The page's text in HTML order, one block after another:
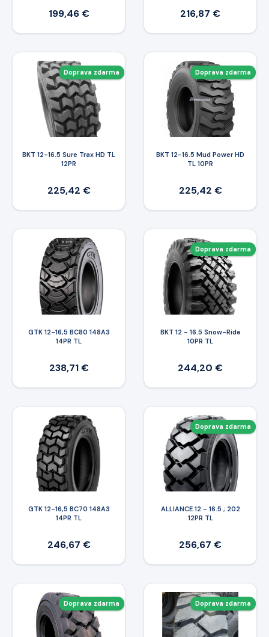
199,46 € 216,87 €
Doprava zdarma
BKT 12-16.5 Sure Trax HD TL
12PR
225,42 €
Doprava zdarma
BKT 12-16.5 Mud Power HD
TL 10PR
225,42 €
GTK 12-16,5 BC80 148A3
14PR TL
238,71 €
Doprava zdarma
BKT 12 - 16.5 Snow-Ride
10PR TL
244,20 €
GTK 12-16,5 BC70 148A3
14PR TL
246,67 €
Doprava zdarma
ALLIANCE 12 - 16.5 ; 202
12PR TL
256,67 €
Doprava zdarma Doprava zdarma